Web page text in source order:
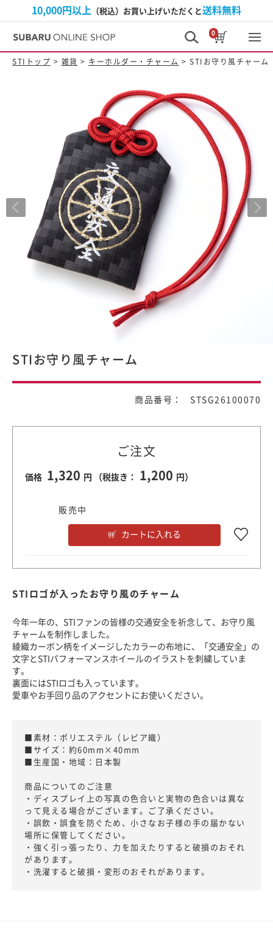
10,000円以上 （税込）お買い上げいただくと送料無料
0
STIトップ > 雑貨 > キーホルダー・チャーム > STIお守り風チャーム
STIお守り風チャーム
商品番号： STSG26100070
ご注文
価格 1,320 円 （税抜き： 1,200 円）
販売中
カートに入れる
STIロゴが入ったお守り風のチャーム
今年一年の、STIファンの皆様の交通安全を祈念して、お守り風
チャームを制作しました。
綾織カーボン柄をイメージしたカラーの布地に、「交通安全」の
文字とSTIパフォーマンスホイールのイラストを刺繍していま
す。
裏面にはSTIロゴも入っています。
愛車やお手回り品のアクセントにお使いください。
■素材：ポリエステル（レピア織）
■サイズ：約60mm×40mm
■生産国・地域：日本製
商品についてのご注意
・ディスプレイ上の写真の色合いと実物の色合いは異な
って見える場合がございます。ご了承ください。
・誤飲・誤食を防ぐため、小さなお子様の手の届かない
場所に保管してください。
・強く引っ張ったり、力を加えたりすると破損のおそれ
があります。
・洗濯すると破損・変形のおそれがあります。